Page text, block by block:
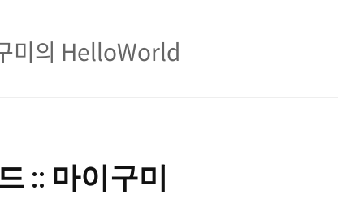
이
의
HelloWorld
미의 HelloWorld
:: 마이구미